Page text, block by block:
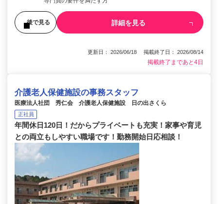
後で見る 詳細を見る
更新日： 2026/06/18 掲載終了日： 2026/08/14
掲載終了まであと4日
介護老人保健施設の事務スタッフ
医療法人社団 秀仁会 介護老人保健施設 日の出さくら
正社員
年間休日120日！だからプライベートも充実！家事や育児
との両立もしやすい職場です！勤務開始日応相談！